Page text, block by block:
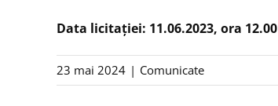
Data licitației: 11.06.2023, ora 12.00
23 mai 2024 | Comunicate